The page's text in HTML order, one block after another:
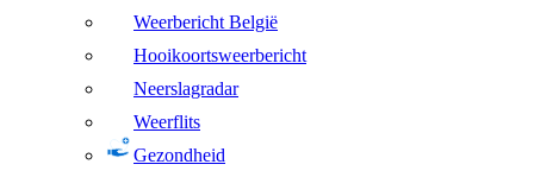
Weerbericht België
Hooikoortsweerbericht
Neerslagradar
Weerflits
Gezondheid